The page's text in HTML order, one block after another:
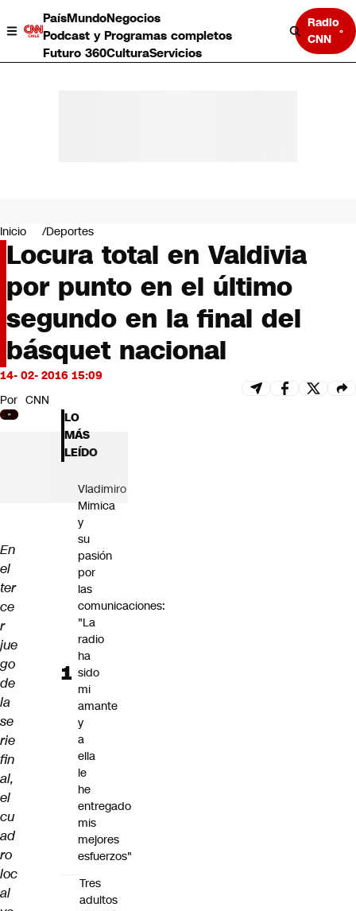
PaísMundoNegocios
Podcast y Programas completos
Futuro 360CulturaServicios
Radio
CNN
Negocios
Deportes
Programas completos
Cultura
Servicios
Bits
CNN Data
CNN tiempo
Futuro 360
Inicio Deportes
Locura total en Valdivia
por punto en el último
segundo en la final del
básquet nacional
14- 02- 2016 15:09
Por CNN
En
el
ter
ce
r
jue
go
de
la
se
rie
fin
al,
el
cu
ad
ro
loc
al
LO
MÁS
LEÍDO
Vladimiro
Mimica
y
su
pasión
por
las
comunicaciones:
"La
radio
ha
sido
mi
amante
y
a
ella
le
he
entregado
mis
mejores
esfuerzos"
Tres
adultos